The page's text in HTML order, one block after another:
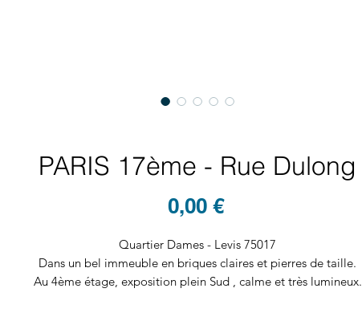
PARIS 17ème - Rue Dulong
0,00 €Prix
Quartier Dames - Levis 75017
Dans un bel immeuble en briques claires et pierres de taille.
Au 4ème étage, exposition plein Sud , calme et très lumineux.